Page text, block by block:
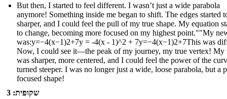
But then, I started to feel different. I wasn’t just a wide parabola
anymore! Something inside me began to shift. The edges started
sharper, and I could feel the pull of my true shape. My equation
to change, becoming more focused on my highest point.""My
was:y=−4(x−1)2+7y = -4(x - 1)^2 + 7y=−4(x−1)2+7This was
Now, I could see it—the peak of my journey, my true vertex! My
was sharper, more centered, and I could feel the power of the
turned steeper. I was no longer just a wide, loose parabola, but a
focused shape!
שקופית: 3